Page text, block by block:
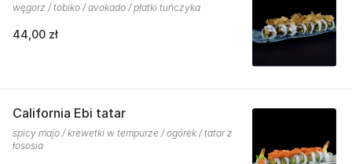
węgorz / tobiko / avokado / płatki tuńczyka
44,00 zł
California Ebi tatar
spicy majo / krewetki w tempurze / ogórek / tatar z
łososia